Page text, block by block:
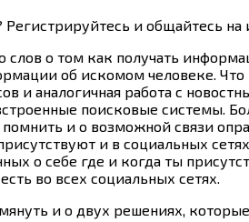
Регистрируйтесь и общайтесь
слов о том как получать
об искомом человеке.
и аналогичная работа с
поисковые системы.
и о возможной связи
и в социальных
о себе где и когда ты
во всех социальных сетях.
и о двух решениях,